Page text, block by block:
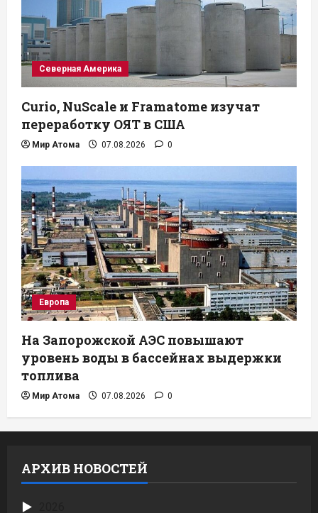
Северная Америка
Curio, NuScale и Framatome изучат
переработку ОЯТ в США
Мир Атома 07.08.2026 0
Европа
На Запорожской АЭС повышают
уровень воды в бассейнах выдержки
топлива
Мир Атома 07.08.2026 0
АРХИВ НОВОСТЕЙ